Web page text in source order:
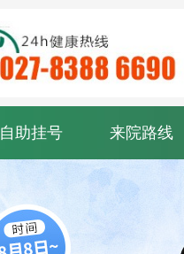
自助挂号 来院路线